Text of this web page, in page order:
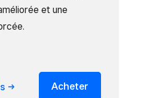
et une
Acheter